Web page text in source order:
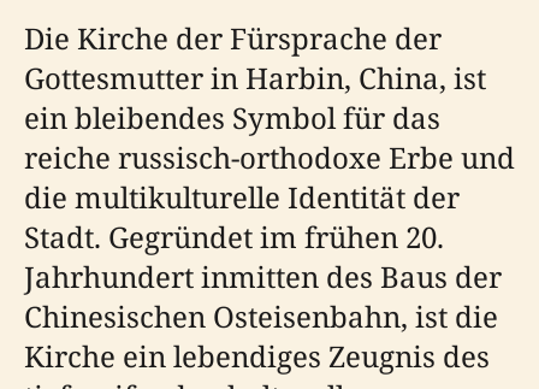
Die Kirche der Fürsprache der
Gottesmutter in Harbin, China, ist
ein bleibendes Symbol für das
reiche russisch-orthodoxe Erbe und
die multikulturelle Identität der
Stadt. Gegründet im frühen 20.
Jahrhundert inmitten des Baus der
Chinesischen Osteisenbahn, ist die
Kirche ein lebendiges Zeugnis des